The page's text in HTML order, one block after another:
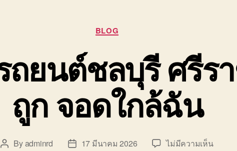
Categories
BLOG
ยนต์ชลบุรี ศรีร
ถูก จอดใกล้ฉัน
Post
Byadminrd
Post17 มีนาคม 2026 ไม่มีความเห็นบน